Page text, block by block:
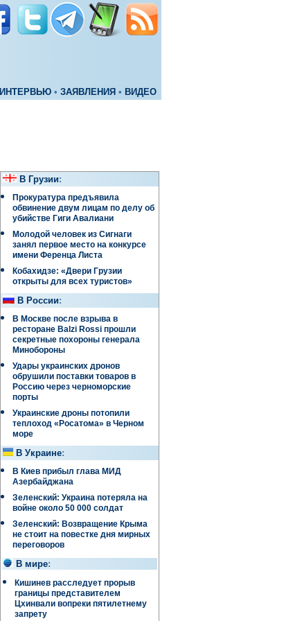
ИНТЕРВЬЮ • ЗАЯВЛЕНИЯ • ВИДЕО
В Грузии:
Прокуратура предъявила
обвинение двум лицам по делу об
убийстве Гиги Авалиани
Молодой человек из Сигнаги
занял первое место на конкурсе
имени Ференца Листа
Кобахидзе: «Двери Грузии
открыты для всех туристов»
В России:
В Москве после взрыва в
ресторане Balzi Rossi прошли
секретные похороны генерала
Минобороны
Удары украинских дронов
обрушили поставки товаров в
Россию через черноморские
порты
Украинские дроны потопили
теплоход «Росатома» в Черном
море
В Украине:
В Киев прибыл глава МИД
Азербайджана
Зеленский: Украина потеряла на
войне около 50 000 солдат
Зеленский: Возвращение Крыма
не стоит на повестке дня мирных
переговоров
В мире:
Кишинев расследует прорыв
границы представителем
Цхинвали вопреки пятилетнему
запрету